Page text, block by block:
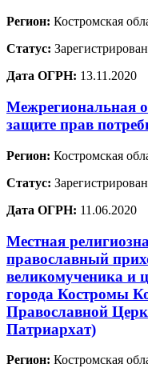
Регион: Костромская
Статус:
Дата ОГРН: 13.11.2020
Межрегиональная
защите прав
Регион: Костромская
Статус:
Дата ОГРН: 11.06.2020
Местная
православный
великомученика и
города Костромы
Православной
Патриархат)
Регион: Костромская